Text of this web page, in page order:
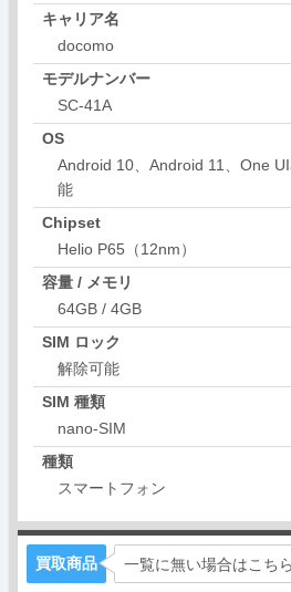
キャリア名
docomo
モデルナンバー
SC-41A
OS
Android 10、Android 11、One
能
Chipset
Helio P65（12nm）
容量 / メモリ
64GB / 4GB
SIM ロック
解除可能
SIM 種類
nano-SIM
種類
スマートフォン
買取商品 一覧に無い場合はこちら